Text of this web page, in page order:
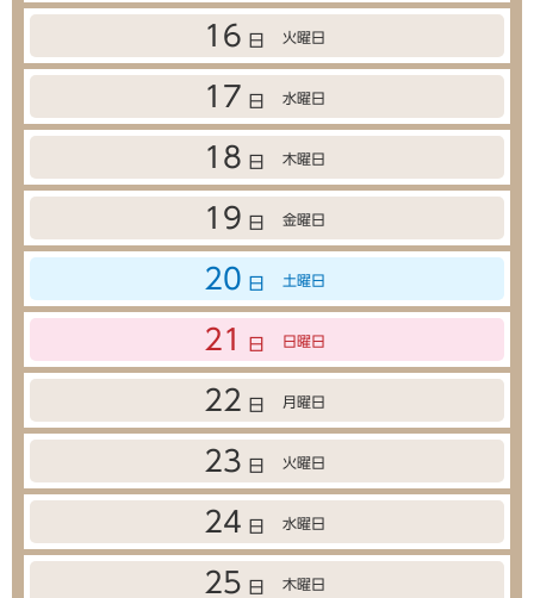
16 日 火曜日
17 日 水曜日
18 日 木曜日
19 日 金曜日
20 日 土曜日
21 日 日曜日
22 日 月曜日
23 日 火曜日
24 日 水曜日
25 日 木曜日